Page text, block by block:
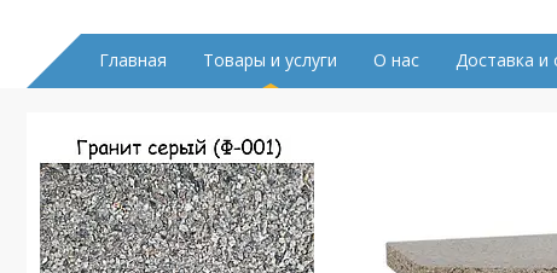
Главная Товары и услуги О нас Доставка и